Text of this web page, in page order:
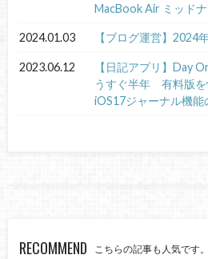
MacBook Air ミッド
2024.01.03 【ブログ運営】2024
2023.06.12
【日記アプリ】Day
うすぐ半年 有料版を
iOS17ジャーナル機能
RECOMMEND こちらの記事も人気です。